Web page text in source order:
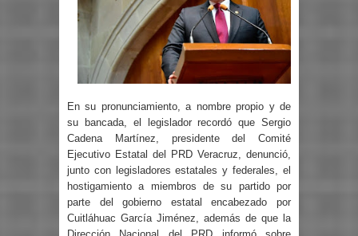
En su pronunciamiento, a nombre propio y de
su bancada, el legislador recordó que Sergio
Cadena Martínez, presidente del Comité
Ejecutivo Estatal del PRD Veracruz, denunció,
junto con legisladores estatales y federales, el
hostigamiento a miembros de su partido por
parte del gobierno estatal encabezado por
Cuitláhuac García Jiménez, además de que la